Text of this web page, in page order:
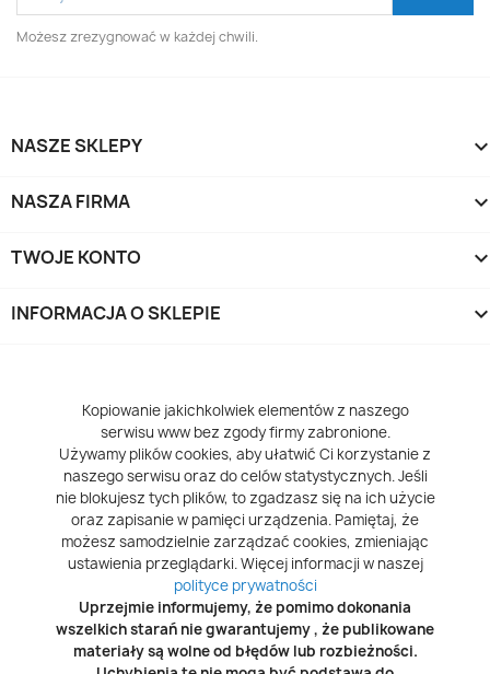
Możesz zrezygnować w każdej chwili.
NASZE SKLEPY
NASZA FIRMA
TWOJE KONTO
INFORMACJA O SKLEPIE
Kopiowanie jakichkolwiek elementów z naszego
serwisu www bez zgody firmy zabronione.
Używamy plików cookies, aby ułatwić Ci korzystanie z
naszego serwisu oraz do celów statystycznych. Jeśli
nie blokujesz tych plików, to zgadzasz się na ich użycie
oraz zapisanie w pamięci urządzenia. Pamiętaj, że
możesz samodzielnie zarządzać cookies, zmieniając
ustawienia przeglądarki. Więcej informacji w naszej
polityce prywatności
Uprzejmie informujemy, że pomimo dokonania
wszelkich starań nie gwarantujemy , że publikowane
materiały są wolne od błędów lub rozbieżności.